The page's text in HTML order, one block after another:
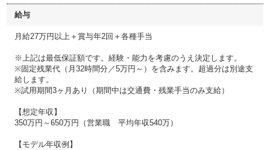
給与
月給27万円以上＋賞与年2回＋各種手当
※上記は最低保証額です。経験・能力を考慮のうえ決定します。
※固定残業代（月32時間分／5万円～）を含みます。超過分は別途支
給します。
※試用期間3ヶ月あり（期間中は交通費・残業手当のみ支給）
【想定年収】
350万円～650万円（営業職 平均年収540万）
【モデル年収例】